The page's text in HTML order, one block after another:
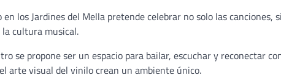
los Jardines del Mella pretende celebrar no solo las
cultura musical.
se propone ser un espacio para bailar, escuchar y reconectar
arte visual del vinilo crean un ambiente único.